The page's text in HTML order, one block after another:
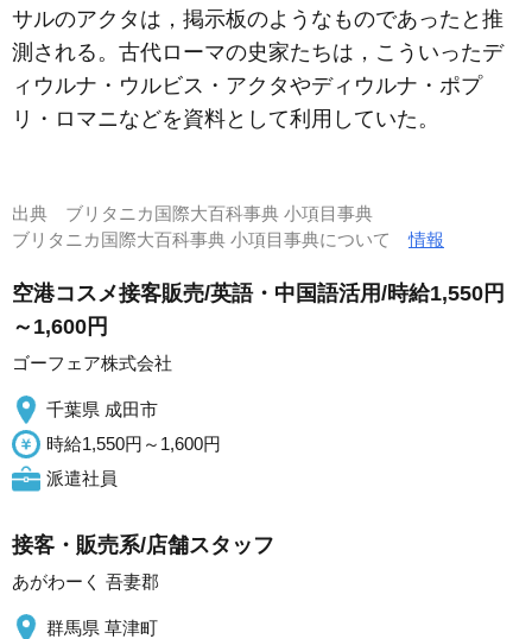
サルのアクタは，掲示板のようなものであったと推
測される。古代ローマの史家たちは，こういったデ
ィウルナ・ウルビス・アクタやディウルナ・ポプ
リ・ロマニなどを資料として利用していた。
出典 ブリタニカ国際大百科事典 小項目事典
ブリタニカ国際大百科事典 小項目事典について情報
空港コスメ接客販売/英語・中国語活用/時給1,550円
～1,600円
ゴーフェア株式会社
千葉県 成田市
時給1,550円～1,600円
派遣社員
接客・販売系/店舗スタッフ
あがわーく 吾妻郡
群馬県 草津町